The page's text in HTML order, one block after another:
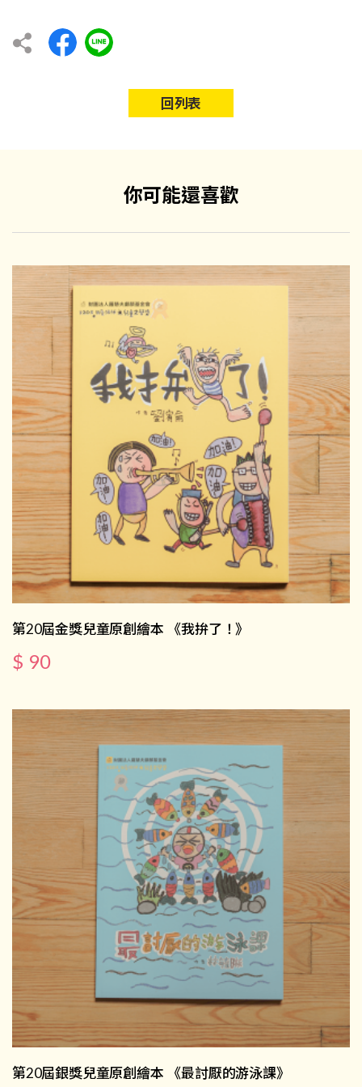
回列表
你可能還喜歡
第20屆金獎兒童原創繪本 《我拚了！》
$ 90
第20屆銀獎兒童原創繪本 《最討厭的游泳課》